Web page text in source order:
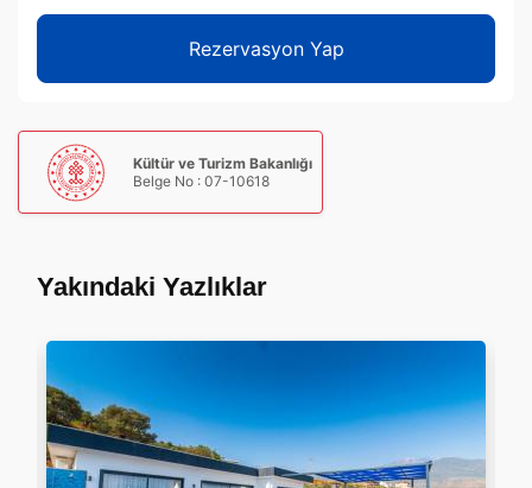
Rezervasyon Yap
Kültür ve Turizm Bakanlığı
Belge No : 07-10618
Yakındaki Yazlıklar